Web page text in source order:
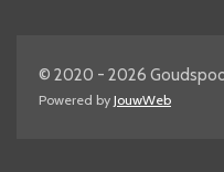
© 2020 - 2026
Powered by JouwWeb